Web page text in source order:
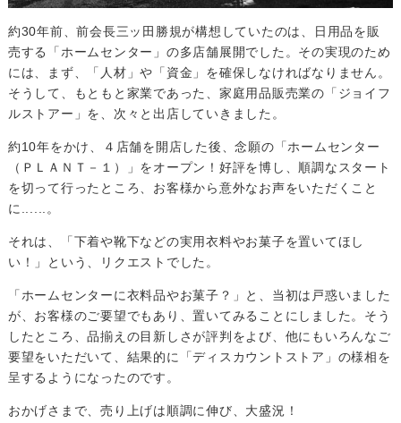
約30年前、前会長三ッ田勝規が構想していたのは、日用品を販
売する「ホームセンター」の多店舗展開でした。その実現のため
には、まず、「人材」や「資金」を確保しなければなりません。
そうして、もともと家業であった、家庭用品販売業の「ジョイフ
ルストアー」を、次々と出店していきました。
約10年をかけ、４店舗を開店した後、念願の「ホームセンター
（ＰＬＡＮＴ－１）」をオープン！好評を博し、順調なスタート
を切って行ったところ、お客様から意外なお声をいただくこと
に......。
それは、「下着や靴下などの実用衣料やお菓子を置いてほし
い！」という、リクエストでした。
「ホームセンターに衣料品やお菓子？」と、当初は戸惑いました
が、お客様のご要望でもあり、置いてみることにしました。そう
したところ、品揃えの目新しさが評判をよび、他にもいろんなご
要望をいただいて、結果的に「ディスカウントストア」の様相を
呈するようになったのです。
おかげさまで、売り上げは順調に伸び、大盛況！